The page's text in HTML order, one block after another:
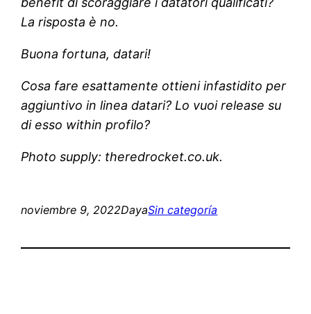
La risposta è no.
Buona fortuna, datari!
Cosa fare esattamente ottieni infastidito per
aggiuntivo in linea datari? Lo vuoi release su
di esso within profilo?
Photo supply: theredrocket.co.uk.
noviembre 9, 2022DayaSin categoría